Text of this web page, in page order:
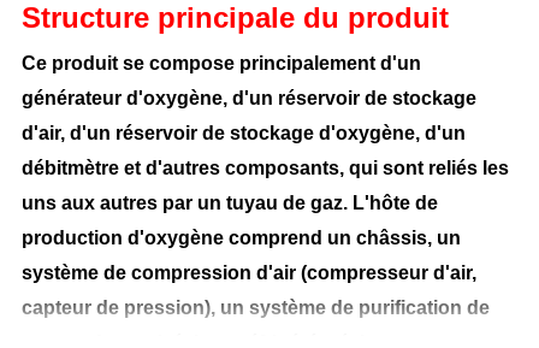
Structure principale du produit
Ce produit se compose principalement d'un
générateur d'oxygène, d'un réservoir de stockage
d'air, d'un réservoir de stockage d'oxygène, d'un
débitmètre et d'autres composants, qui sont reliés les
uns aux autres par un tuyau de gaz. L'hôte de
production d'oxygène comprend un châssis, un
système de compression d'air (compresseur d'air,
capteur de pression), un système de purification de